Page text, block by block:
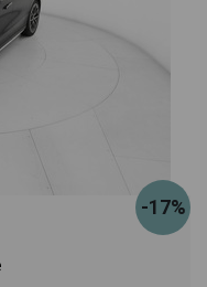
-17%